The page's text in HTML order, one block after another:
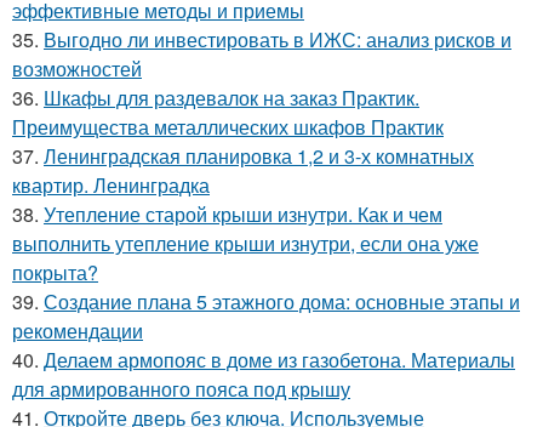
эффективные методы и приемы
35. Выгодно ли инвестировать в ИЖС: анализ рисков и
возможностей
36. Шкафы для раздевалок на заказ Практик.
Преимущества металлических шкафов Практик
37. Ленинградская планировка 1,2 и 3-х комнатных
квартир. Ленинградка
38. Утепление старой крыши изнутри. Как и чем
выполнить утепление крыши изнутри, если она уже
покрыта?
39. Создание плана 5 этажного дома: основные этапы и
рекомендации
40. Делаем армопояс в доме из газобетона. Материалы
для армированного пояса под крышу
41. Откройте дверь без ключа. Используемые